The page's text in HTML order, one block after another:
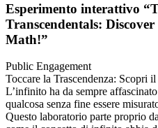
Esperimento interattivo
Transcendentals:
Math!”
Public Engagement
Toccare la Trascendenza: Scopri
L’infinito ha da sempre
qualcosa senza fine essere
Questo laboratorio parte proprio